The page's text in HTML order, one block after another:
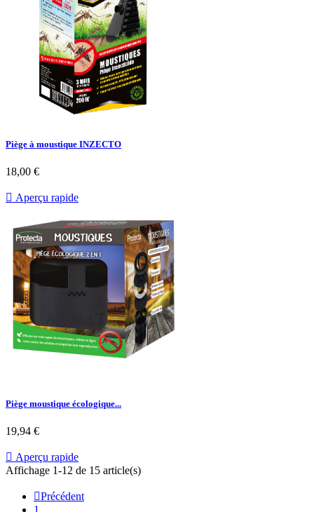
Piège à moustique INZECTO
Prix
18,00 €
 Aperçu rapide
Piège moustique écologique...
Prix
19,94 €
 Aperçu rapide
Affichage 1-12 de 15 article(s)
Précédent